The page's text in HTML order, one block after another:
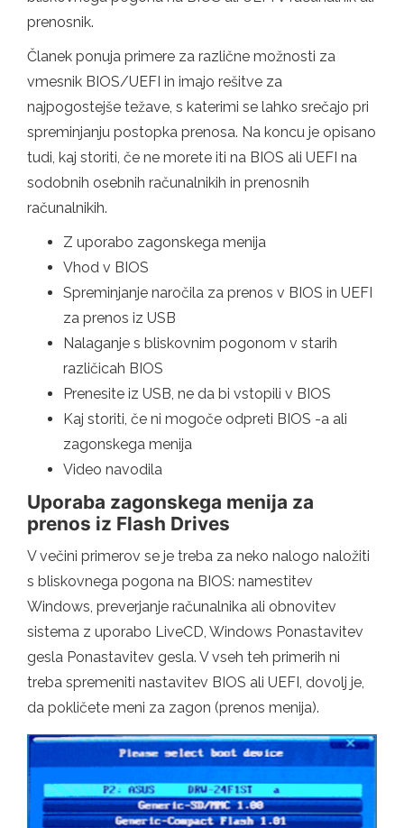
prenosnik.
Članek ponuja primere za različne možnosti za
vmesnik BIOS/UEFI in imajo rešitve za
najpogostejše težave, s katerimi se lahko srečajo pri
spreminjanju postopka prenosa. Na koncu je opisano
tudi, kaj storiti, če ne morete iti na BIOS ali UEFI na
sodobnih osebnih računalnikih in prenosnih
računalnikih.
Z uporabo zagonskega menija
Vhod v BIOS
Spreminjanje naročila za prenos v BIOS in UEFI
za prenos iz USB
Nalaganje s bliskovnim pogonom v starih
različicah BIOS
Prenesite iz USB, ne da bi vstopili v BIOS
Kaj storiti, če ni mogoče odpreti BIOS -a ali
zagonskega menija
Video navodila
Uporaba zagonskega menija za
prenos iz Flash Drives
V večini primerov se je treba za neko nalogo naložiti
s bliskovnega pogona na BIOS: namestitev
Windows, preverjanje računalnika ali obnovitev
sistema z uporabo LiveCD, Windows Ponastavitev
gesla Ponastavitev gesla. V vseh teh primerih ni
treba spremeniti nastavitev BIOS ali UEFI, dovolj je,
da pokličete meni za zagon (prenos menija).